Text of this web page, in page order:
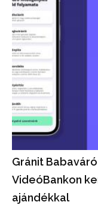
Gránit
VideóBankon
ajándékkal